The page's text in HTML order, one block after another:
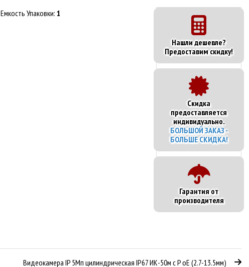
Емкость Упаковки: 1
Нашли дешевле?
Предоставим скидку!
Cкидка
предоставляется
индивидуально.
БОЛЬШОЙ ЗАКАЗ -
БОЛЬШЕ СКИДКА!
Гарантия от
производителя
Видеокамера IP 5Мп цилиндрическая IP67 ИК-50м с P oE (2.7-13.5мм)